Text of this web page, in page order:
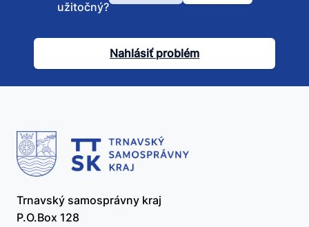
článok
užitočný?
užitočný?
Nahlásiť problém
Trnavský samosprávny kraj
P.O.Box 128